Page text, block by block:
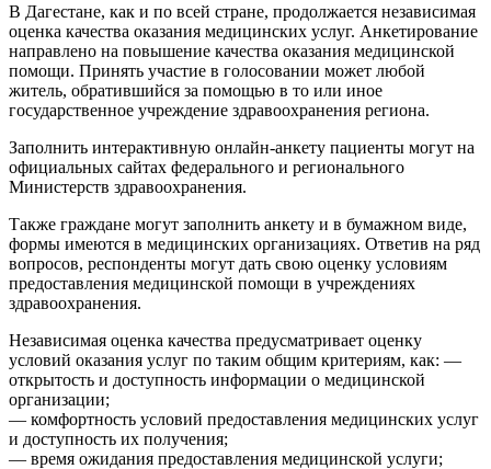
В Дагестане, как и по всей стране, продолжается независимая
оценка качества оказания медицинских услуг. Анкетирование
направлено на повышение качества оказания медицинской
помощи. Принять участие в голосовании может любой
житель, обратившийся за помощью в то или иное
государственное учреждение здравоохранения региона.
Заполнить интерактивную онлайн-анкету пациенты могут на
официальных сайтах федерального и регионального
Министерств здравоохранения.
Также граждане могут заполнить анкету и в бумажном виде,
формы имеются в медицинских организациях. Ответив на ряд
вопросов, респонденты могут дать свою оценку условиям
предоставления медицинской помощи в учреждениях
здравоохранения.
Независимая оценка качества предусматривает оценку
условий оказания услуг по таким общим критериям, как: —
открытость и доступность информации о медицинской
организации;
— комфортность условий предоставления медицинских услуг
и доступность их получения;
— время ожидания предоставления медицинской услуги;